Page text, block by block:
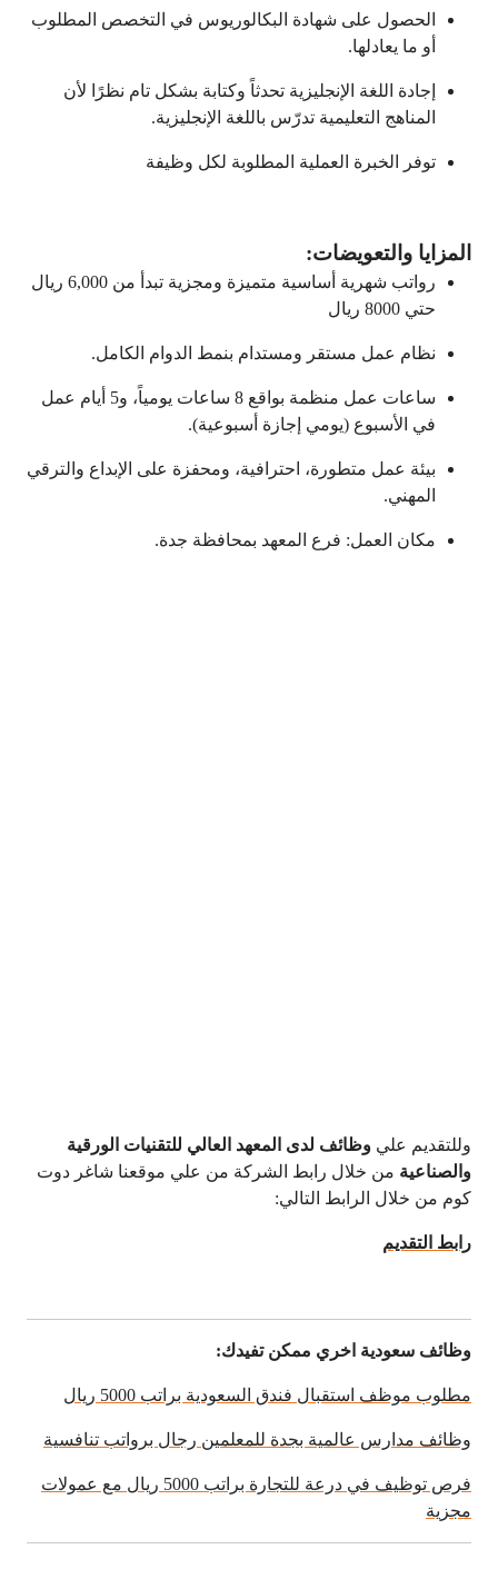
الحصول على شهادة البكالوريوس في التخصص المطلوب
أو ما يعادلها.
إجادة اللغة الإنجليزية تحدثاً وكتابة بشكل تام نظرًا لأن
المناهج التعليمية تدرّس باللغة الإنجليزية.
توفر الخبرة العملية المطلوبة لكل وظيفة
المزايا والتعويضات:
رواتب شهرية أساسية متميزة ومجزية تبدأ من 6,000 ريال
حتي 8000 ريال
نظام عمل مستقر ومستدام بنمط الدوام الكامل.
ساعات عمل منظمة بواقع 8 ساعات يومياً، و5 أيام عمل
في الأسبوع (يومي إجازة أسبوعية).
بيئة عمل متطورة، احترافية، ومحفزة على الإبداع والترقي
المهني.
مكان العمل: فرع المعهد بمحافظة جدة.
وللتقديم علي وظائف لدى المعهد العالي للتقنيات الورقية
والصناعية من خلال رابط الشركة من علي موقعنا شاغر دوت
كوم من خلال الرابط التالي:
رابط التقديم
وظائف سعودية اخري ممكن تفيدك:
مطلوب موظف استقبال فندق السعودية براتب 5000 ريال
وظائف مدارس عالمية بجدة للمعلمين رجال برواتب تنافسية
فرص توظيف في درعة للتجارة براتب 5000 ريال مع عمولات
مجزية